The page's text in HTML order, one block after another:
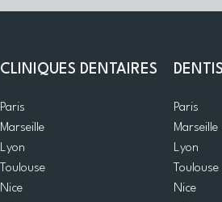
CLINIQUES DENTAIRES
Paris
Marseille
Lyon
Toulouse
Nice
Paris
Marseille
Lyon
Toulouse
Nice